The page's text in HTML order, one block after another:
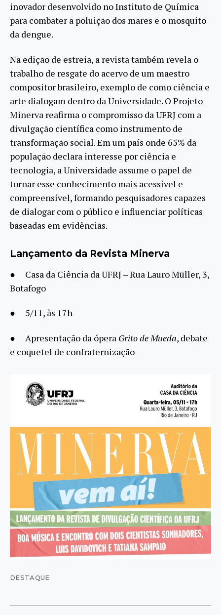
inovador desenvolvido no Instituto de Química
para combater a poluição dos mares e o mosquito
da dengue.
Na edição de estreia, a revista também revela o
trabalho de resgate do acervo de um maestro
compositor brasileiro, exemplo de como ciência e
arte dialogam dentro da Universidade. O Projeto
Minerva reafirma o compromisso da UFRJ com a
divulgação científica como instrumento de
transformação social. Em um país onde 65% da
população declara interesse por ciência e
tecnologia, a Universidade assume o papel de
tornar esse conhecimento mais acessível e
compreensível, formando pesquisadores capazes
de dialogar com o público e influenciar políticas
baseadas em evidências.
Lançamento da Revista Minerva
● Casa da Ciência da UFRJ – Rua Lauro Müller, 3,
Botafogo
● 5/11, às 17h
● Apresentação da ópera Grito de Mueda, debate
e coquetel de confraternização
DESTAQUE